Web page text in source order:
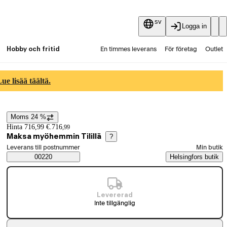
sv
Logga in
Hobby och fritid En timmes leverans För företag Outlet
lisää täältä.
Prisinformation
Moms 24 %
Hinta 716,99 €. 716,99
Maksa myöhemmin Tilillä ?
Saatavuustiedot
Välj beställningssätt
Leverans till postnummer
00220
Min butik
Helsingfors butik
Levererad
Inte tillgänglig